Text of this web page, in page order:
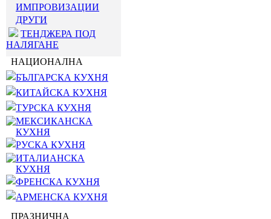
ИМПРОВИЗАЦИИ
ДРУГИ
ТЕНДЖЕРА ПОД
НАЛЯГАНЕ
НАЦИОНАЛНА
БЪЛГАРСКА КУХНЯ
КИТАЙСКА КУХНЯ
ТУРСКА КУХНЯ
МЕКСИКАНСКА
КУХНЯ
РУСКА КУХНЯ
ИТАЛИАНСКА
КУХНЯ
ФРЕНСКА КУХНЯ
АРМЕНСКА КУХНЯ
ПРАЗНИЧНА